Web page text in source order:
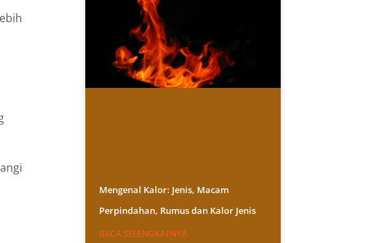
Mengenal Kalor: Jenis, Macam
Perpindahan, Rumus dan Kalor Jenis
BACA SELENGKAPNYA